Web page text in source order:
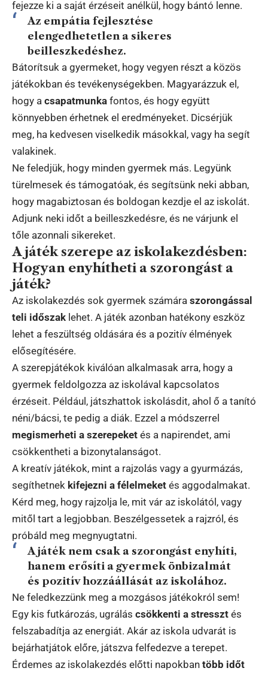
fejezze ki a saját érzéseit anélkül, hogy bántó lenne.
Az empátia fejlesztése
elengedhetetlen a sikeres
beilleszkedéshez.
Bátorítsuk a gyermeket, hogy vegyen részt a közös
játékokban és tevékenységekben. Magyarázzuk el,
hogy a csapatmunka fontos, és hogy együtt
könnyebben érhetnek el eredményeket. Dicsérjük
meg, ha kedvesen viselkedik másokkal, vagy ha segít
valakinek.
Ne feledjük, hogy minden gyermek más. Legyünk
türelmesek és támogatóak, és segítsünk neki abban,
hogy magabiztosan és boldogan kezdje el az iskolát.
Adjunk neki időt a beilleszkedésre, és ne várjunk el
tőle azonnali sikereket.
A játék szerepe az iskolakezdésben:
Hogyan enyhítheti a szorongást a
játék?
Az iskolakezdés sok gyermek számára szorongással
teli időszak lehet. A játék azonban hatékony eszköz
lehet a feszültség oldására és a pozitív élmények
elősegítésére.
A szerepjátékok kiválóan alkalmasak arra, hogy a
gyermek feldolgozza az iskolával kapcsolatos
érzéseit. Például, játszhattok iskolásdit, ahol ő a tanító
néni/bácsi, te pedig a diák. Ezzel a módszerrel
megismerheti a szerepeket és a napirendet, ami
csökkentheti a bizonytalanságot.
A kreatív játékok, mint a rajzolás vagy a gyurmázás,
segíthetnek kifejezni a félelmeket és aggodalmakat.
Kérd meg, hogy rajzolja le, mit vár az iskolától, vagy
mitől tart a legjobban. Beszélgessetek a rajzról, és
próbáld meg megnyugtatni.
A játék nem csak a szorongást enyhíti,
hanem erősíti a gyermek önbizalmát
és pozitív hozzáállását az iskolához.
Ne feledkezzünk meg a mozgásos játékokról sem!
Egy kis futkározás, ugrálás csökkenti a stresszt és
felszabadítja az energiát. Akár az iskola udvarát is
bejárhatjátok előre, játszva felfedezve a terepet.
Érdemes az iskolakezdés előtti napokban több időt